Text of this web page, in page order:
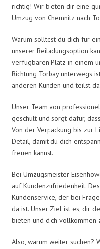
richtig! Wir bieten dir eine
Umzug von Chemnitz nach
Warum solltest du dich für
unserer Beiladungsoption
verfügbaren Platz in einem
Richtung Torbay unterwegs
anderen Kunden und teilst
Unser Team von
geschult und sorgt dafür,
Von der Verpackung bis zur
Detail, damit du dich
freuen kannst.
Bei Umzugsmeister
auf Kundenzufriedenheit.
Kundenservice, der bei
da ist. Unser Ziel ist es, dir
bieten und dich vollkommen
Also, warum weiter suchen?